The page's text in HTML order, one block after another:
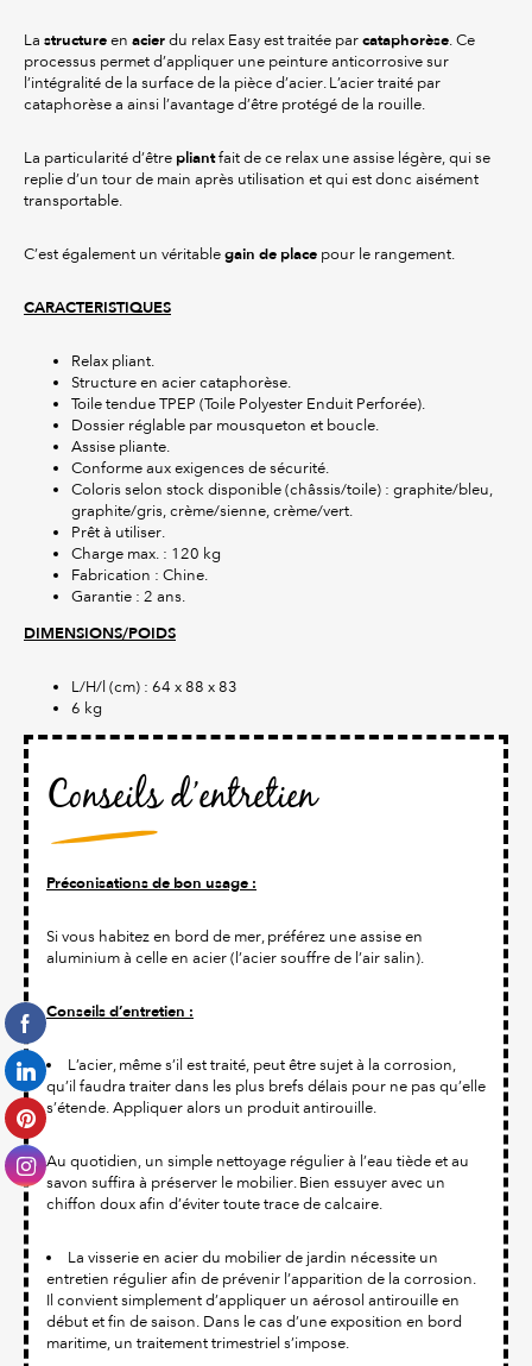
La structure en acier du relax Easy est traitée par cataphorèse. Ce
processus permet d’appliquer une peinture anticorrosive sur
l’intégralité de la surface de la pièce d’acier. L’acier traité par
cataphorèse a ainsi l’avantage d’être protégé de la rouille.
La particularité d’être pliantfait de ce relax une assise légère, qui se
replie d’un tour de main après utilisation et qui est donc aisément
transportable.
C’est également un véritable gain de place pour le rangement.
CARACTERISTIQUES
Relax pliant.
Structure en acier cataphorèse.
Toile tendue TPEP (Toile Polyester Enduit Perforée).
Dossier réglable par mousqueton et boucle.
Assise pliante.
Conforme aux exigences de sécurité.
Coloris selon stock disponible (châssis/toile) : graphite/bleu,
graphite/gris, crème/sienne, crème/vert.
Prêt à utiliser.
Charge max. : 120 kg
Fabrication : Chine.
Garantie : 2 ans.
DIMENSIONS/POIDS
L/H/l (cm) : 64 x 88 x 83
6 kg
Conseils d’entretien
Préconisations de bon usage :
Si vous habitez en bord de mer, préférez une assise en
aluminium à celle en acier (l’acier souffre de l’air salin).
Conseils d’entretien :
L’acier, même s’il est traité, peut être sujet à la corrosion,
qu’il faudra traiter dans les plus brefs délais pour ne pas qu’elle
s’étende. Appliquer alors un produit antirouille.
Au quotidien, un simple nettoyage régulier à l’eau tiède et au
savon suffira à préserver le mobilier. Bien essuyer avec un
chiffon doux afin d’éviter toute trace de calcaire.
La visserie en acier du mobilier de jardin nécessite un
entretien régulier afin de prévenir l’apparition de la corrosion.
Il convient simplement d’appliquer un aérosol antirouille en
début et fin de saison. Dans le cas d’une exposition en bord
maritime, un traitement trimestriel s’impose.